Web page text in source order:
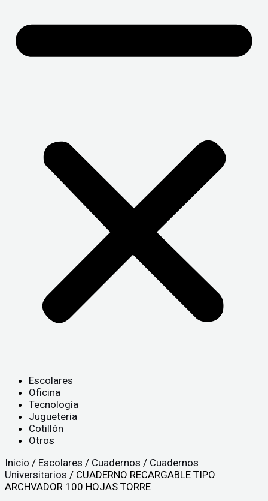
Escolares
Oficina
Tecnología
Jugueteria
Cotillón
Otros
Inicio / Escolares / Cuadernos / Cuadernos
Universitarios / CUADERNO RECARGABLE TIPO
ARCHVADOR 100 HOJAS TORRE